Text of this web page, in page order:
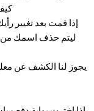
إذا قمت بعد تغيير
ليتم حذف اسمك من
يجوز لنا الكشف عن